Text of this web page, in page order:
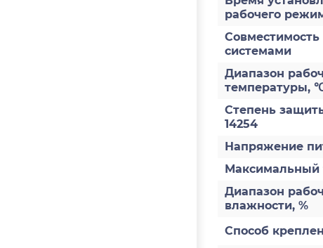
рабочего
системами
Диапазон
температуры,
Степень
14254
Напряжение
Максимальный
Диапазон
влажности, %
Способ